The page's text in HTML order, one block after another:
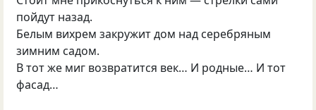
пойдут назад.
Белым вихрем закружит дом над серебряным
зимним садом.
В тот же миг возвратится век… И родные… И тот
фасад…